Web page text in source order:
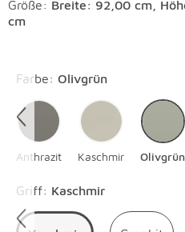
Größe: Breite: 92,00 cm,
cm
Farbe: Olivgrün
Anthrazit Kaschmir Olivgrün
Griff: Kaschmir